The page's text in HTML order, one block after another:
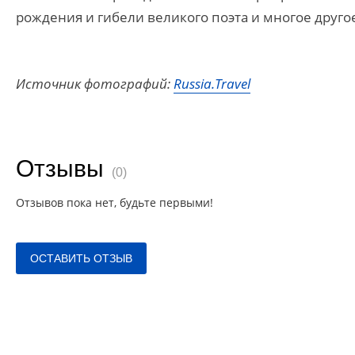
рождения и гибели великого поэта и многое
Источник фотографий:Russia.Travel
Отзывы (0)
Отзывов пока нет, будьте первыми!
ОСТАВИТЬ ОТЗЫВ